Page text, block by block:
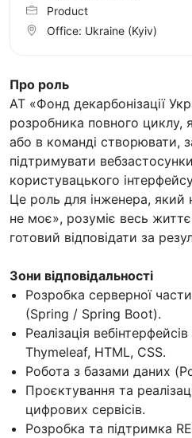
Про роль
АТ «Фонд декарбонізації
розробника повного циклу,
або в команді створювати,
підтримувати
користувацького
Це роль для інженера, який
не моє», розуміє весь
готовий відповідати за
Зони відповідальності
Розробка серверної
(Spring / Spring Boot).
Реалізація
Thymeleaf, HTML, CSS.
Робота з базами даних
Проєктування та
цифрових сервісів.
Розробка та підтримка
Product
Office: Ukraine (Kyiv)